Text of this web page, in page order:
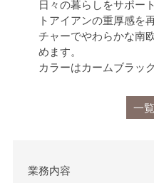
日々の暮らしをサポー
トアイアンの重厚感を
チャーでやわらかな南
めます。
カラーはカームブラッ
一
業務内容